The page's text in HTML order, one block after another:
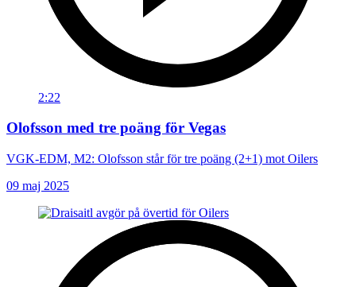
2:22
Olofsson med tre poäng för Vegas
VGK-EDM, M2: Olofsson står för tre poäng (2+1) mot Oilers
09 maj 2025